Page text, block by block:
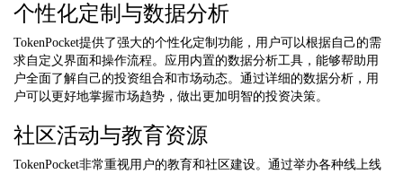
个性化定制与数据分析
TokenPocket提供了强大的个性化定制功能，用户可以根据自己的需
求自定义界面和操作流程。应用内置的数据分析工具，能够帮助用
户全面了解自己的投资组合和市场动态。通过详细的数据分析，用
户可以更好地掌握市场趋势，做出更加明智的投资决策。
社区活动与教育资源
TokenPocket非常重视用户的教育和社区建设。通过举办各种线上线